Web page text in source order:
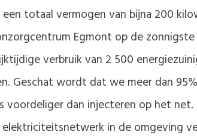
een totaal vermogen van bijna 200
Egmont op de
verbruik van 2 500
Geschat wordt dat we meer dan
voordeliger dan injecteren op het
in de omgeving